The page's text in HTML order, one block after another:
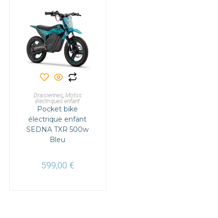
AJOUTER AU PANIER
Draisiennes, Motos
électriques enfant
Pocket bike
électrique enfant
SEDNA TXR 500w
Bleu
599,00 €